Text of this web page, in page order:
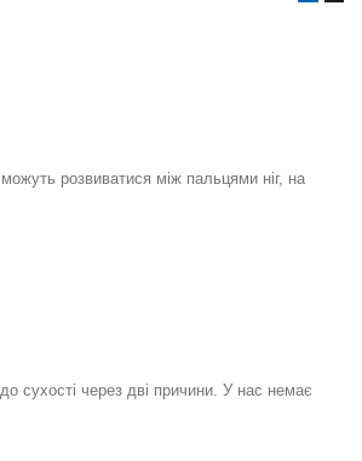
розвиватися між пальцями ніг, на
сухості через дві причини. У нас немає